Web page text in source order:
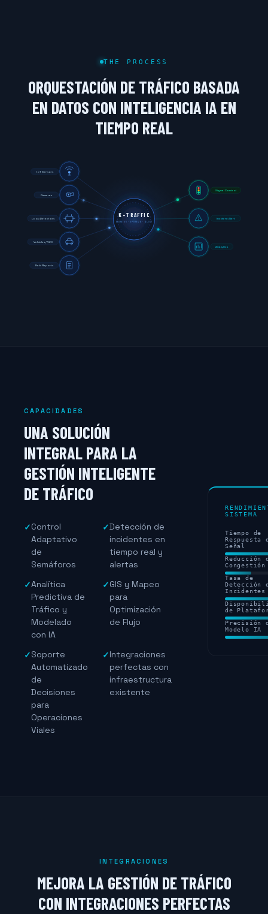
THE PROCESS
ORQUESTACIÓN DE TRÁFICO BASADA
EN DATOS CON INTELIGENCIA IA EN
TIEMPO REAL
K-TRAFFIC
MONITOR · OPTIMIZE · ALERT
IoT Sensors
Cameras
Loop Detectors
Vehicles / V2X
Field Reports
Signal Control
Incident Alert
Analytics
CAPACIDADES
UNA SOLUCIÓN
INTEGRAL PARA LA
GESTIÓN INTELIGENTE
DE TRÁFICO
✓Control
Adaptativo
de
Semáforos
✓Detección de
incidentes en
tiempo real y
alertas
✓Analítica
Predictiva de
Tráfico y
Modelado
con IA
✓GIS y Mapeo
para
Optimización
de Flujo
✓Soporte
Automatizado
de
Decisiones
para
Operaciones
Viales
✓Integraciones
perfectas con
infraestructura
existente
SISTEMA
Tiempo de
Respuesta
Señal
Reducción
Congestión
Tasa de
Detección
Incidentes
de
Precisión
Modelo IA
INTEGRACIONES
MEJORA LA GESTIÓN DE TRÁFICO
CON INTEGRACIONES PERFECTAS